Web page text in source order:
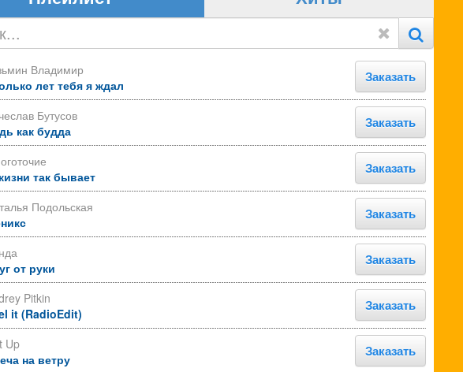
Владимир
лет тебя я ждал
Заказать
Бутусов
как будда
Заказать
так бывает
Заказать
Подольская
Заказать
от руки
Заказать
Pitkin
it (RadioEdit)
Заказать
Up
на ветру
Заказать